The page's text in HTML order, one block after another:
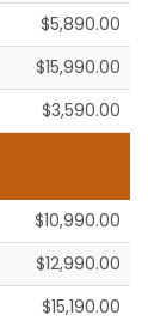
$5,890.00
$15,990.00
$3,590.00
$10,990.00
$12,990.00
$15,190.00